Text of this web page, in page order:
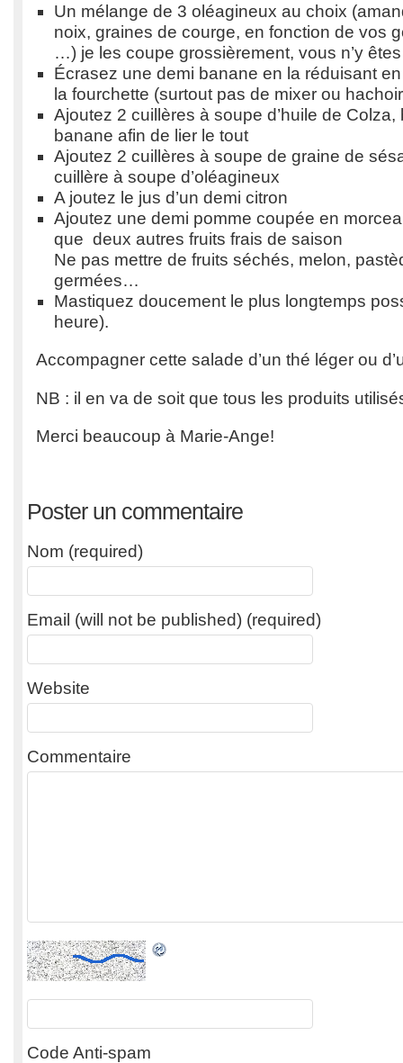
Un mélange de 3 oléagineux au choix
noix, graines de courge, en fonction de vos
…) je les coupe grossièrement, vous n’y
Écrasez une demi banane en la réduisant
la fourchette (surtout pas de mixer ou
Ajoutez 2 cuillères à soupe d’huile de
banane afin de lier le tout
Ajoutez 2 cuillères à soupe de graine de
cuillère à soupe d’oléagineux
A joutez le jus d’un demi citron
Ajoutez une demi pomme coupée en
que deux autres fruits frais de saison
Ne pas mettre de fruits séchés, melon,
germées…
Mastiquez doucement le plus longtemps
heure).
Accompagner cette salade d’un thé léger ou
NB : il en va de soit que tous les produits
Merci beaucoup à Marie-Ange!
Poster un commentaire
Nom (required)
Email (will not be published) (required)
Website
Commentaire
Code Anti-spam